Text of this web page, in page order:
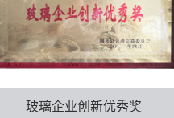
玻璃企业创新优秀奖